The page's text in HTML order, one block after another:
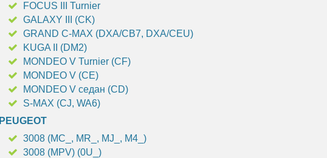
FOCUS III Turnier
GALAXY III (CK)
GRAND C-MAX (DXA/CB7, DXA/CEU)
KUGA II (DM2)
MONDEO V Turnier (CF)
MONDEO V (CE)
MONDEO V седан (CD)
S-MAX (CJ, WA6)
PEUGEOT
3008 (MC_, MR_, MJ_, M4_)
3008 (MPV) (0U_)